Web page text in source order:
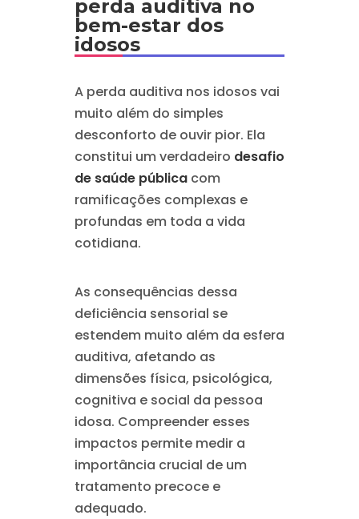
perda auditiva no
bem-estar dos
idosos
A perda auditiva nos idosos vai
muito além do simples
desconforto de ouvir pior. Ela
constitui um verdadeiro desafio
de saúde públicacom
ramificações complexas e
profundas em toda a vida
cotidiana.
As consequências dessa
deficiência sensorial se
estendem muito além da esfera
auditiva, afetando as
dimensões física, psicológica,
cognitiva e social da pessoa
idosa. Compreender esses
impactos permite medir a
importância crucial de um
tratamento precoce e
adequado.